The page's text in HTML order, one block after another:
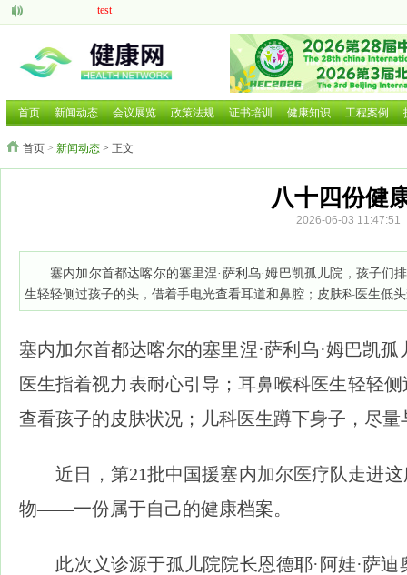
test
脑机接口的研究现状与发展前景
中医药现代化发展大有可为
呼吸道疾病如何防治国家卫健委等部门就近期流感问题回应
2025 HCE广州国际健康产业博览会
2025北京国际养老养生及大健康展览会
2025北京国际养老养生及大健康展览会
2026年第三届广西国际大健康暨康养产业博览会
首页 新闻动态 会议展览 政策法规 证书培训 健康知识 工程案例
首页 > 新闻动态 > 正文
八十四份健
2026-06-03
塞内加尔首都达喀尔的塞里涅·萨利乌·姆巴凯孤儿院，孩子
生轻轻侧过孩子的头，借着手电光查看耳道和鼻腔；皮肤科医生低
塞内加尔首都达喀尔的塞里涅·萨利乌·姆巴凯
医生指着视力表耐心引导；耳鼻喉科医生轻轻
查看孩子的皮肤状况；儿科医生蹲下身子，尽
近日，第21批中国援塞内加尔医疗队走进这
物——一份属于自己的健康档案。
此次义诊源于孤儿院院长恩德耶·阿娃·萨迪